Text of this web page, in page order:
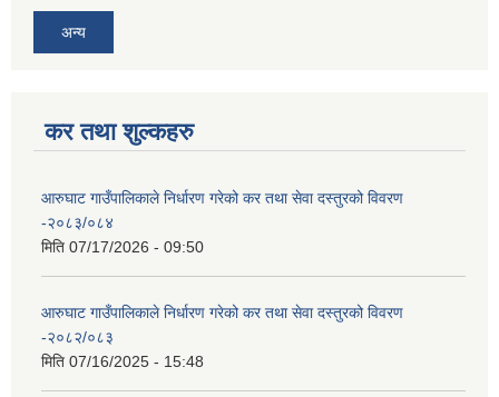
अन्य
कर तथा शुल्कहरु
आरुघाट गाउँपालिकाले निर्धारण गरेको कर तथा सेवा दस्तुरको विवरण
-२०८३/०८४
मिति 07/17/2026 - 09:50
आरुघाट गाउँपालिकाले निर्धारण गरेको कर तथा सेवा दस्तुरको विवरण
-२०८२/०८३
मिति 07/16/2025 - 15:48